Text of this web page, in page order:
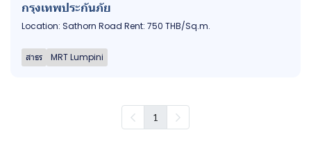
กรุงเทพประกันภัย
Location: Sathorn Road Rent: 750 THB/Sq.m.
สาธร MRT Lumpini
1